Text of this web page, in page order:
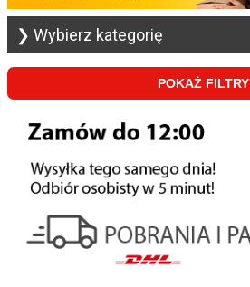
❯ Wybierz kategorię
POKAŻ FILTRY